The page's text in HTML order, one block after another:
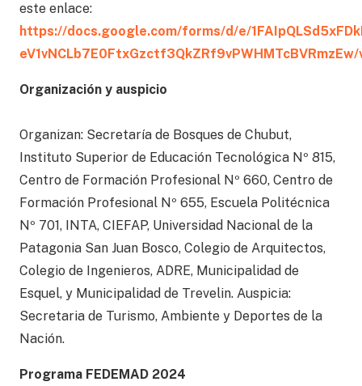
este enlace:
https://docs.google.com/forms/d/e/
Organización y auspicio
Organizan: Secretaría de Bosques de Chubut,
Instituto Superior de Educación Tecnológica Nº 815,
Centro de Formación Profesional Nº 660, Centro de
Formación Profesional Nº 655, Escuela Politécnica
Nº 701, INTA, CIEFAP, Universidad Nacional de la
Patagonia San Juan Bosco, Colegio de Arquitectos,
Colegio de Ingenieros, ADRE, Municipalidad de
Esquel, y Municipalidad de Trevelin. Auspicia:
Secretaria de Turismo, Ambiente y Deportes de la
Nación.
Programa FEDEMAD 2024